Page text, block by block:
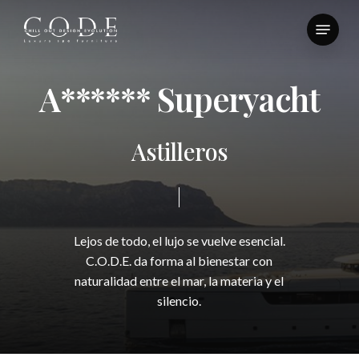
Menu
A****** Superyacht
Astilleros
Lejos detodo, el lujo sevuelveesencial.
C.O.D.E. daformaal bienestarcon
naturalidadentreelmar,lamateriayel
silencio.
Close